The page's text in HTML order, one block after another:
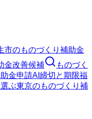
市のものづくり補助金
金改善候補
ものづく
金申請AI 締切と期限福
ぶ東京のものづくり補